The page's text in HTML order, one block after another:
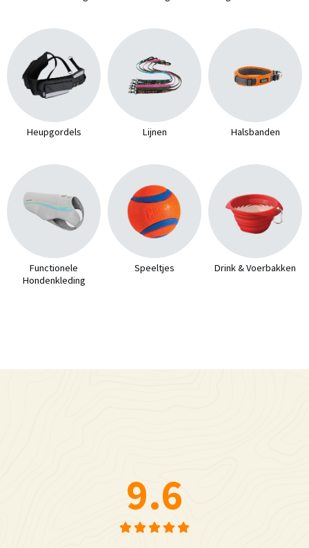
Heupgordels Lijnen Halsbanden
Functionele
Hondenkleding
Speeltjes Drink & Voerbakken
9.6